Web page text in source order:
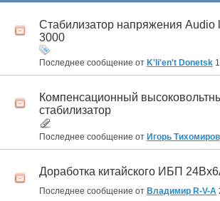
Стабилизатор напряжения Audio
3000
Последнее сообщение от K'li'en't Donetsk
Компенсационный
стабилизатор
Последнее сообщение от Игорь Тихомиров
Доработка китайского ИБП
Последнее сообщение от Владимир R-V-A